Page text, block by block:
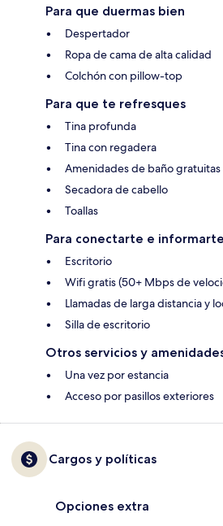
Para que duermas bien
Despertador
Ropa de cama de alta calidad
Colchón con pillow-top
Para que te refresques
Tina profunda
Tina con regadera
Amenidades de baño gratuitas
Secadora de cabello
Toallas
Para conectarte e informarte
Escritorio
Wifi gratis (50+ Mbps de
Llamadas de larga distancia y
Silla de escritorio
Otros servicios y
Una vez por estancia
Acceso por pasillos exteriores
Cargos y políticas
Opciones extra